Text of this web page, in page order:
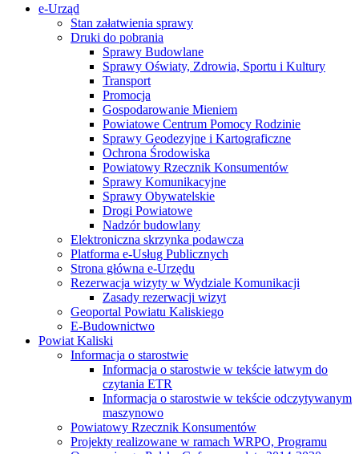
e-Urząd
Stan załatwienia sprawy
Druki do pobrania
Sprawy Budowlane
Sprawy Oświaty, Zdrowia, Sportu i Kultury
Transport
Promocja
Gospodarowanie Mieniem
Powiatowe Centrum Pomocy Rodzinie
Sprawy Geodezyjne i Kartograficzne
Ochrona Środowiska
Powiatowy Rzecznik Konsumentów
Sprawy Komunikacyjne
Sprawy Obywatelskie
Drogi Powiatowe
Nadzór budowlany
Elektroniczna skrzynka podawcza
Platforma e-Usług Publicznych
Strona główna e-Urzędu
Rezerwacja wizyty w Wydziale Komunikacji
Zasady rezerwacji wizyt
Geoportal Powiatu Kaliskiego
E-Budownictwo
Powiat Kaliski
Informacja o starostwie
Informacja o starostwie w tekście łatwym do
czytania ETR
Informacja o starostwie w tekście odczytywanym
maszynowo
Powiatowy Rzecznik Konsumentów
Projekty realizowane w ramach WRPO, Programu